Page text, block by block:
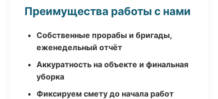
Преимущества работы с нами
Собственные прорабы и бригады,
еженедельный отчёт
Аккуратность на объекте и финальная
уборка
Фиксируем смету до начала работ